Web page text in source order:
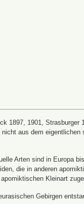
1897, 1901,
aus dem eigentlichen
Arten sind in Europa
die in anderen
Kleinart
Gebirgen